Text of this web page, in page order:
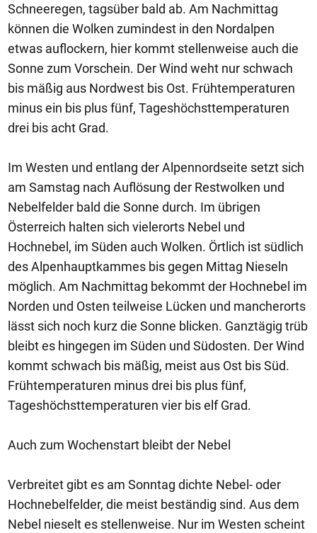
Schneeregen, tagsüber bald ab. Am Nachmittag
können die Wolken zumindest in den Nordalpen
etwas auflockern, hier kommt stellenweise auch die
Sonne zum Vorschein. Der Wind weht nur schwach
bis mäßig aus Nordwest bis Ost. Frühtemperaturen
minus ein bis plus fünf, Tageshöchsttemperaturen
drei bis acht Grad.
Im Westen und entlang der Alpennordseite setzt sich
am Samstag nach Auflösung der Restwolken und
Nebelfelder bald die Sonne durch. Im übrigen
Österreich halten sich vielerorts Nebel und
Hochnebel, im Süden auch Wolken. Örtlich ist südlich
des Alpenhauptkammes bis gegen Mittag Nieseln
möglich. Am Nachmittag bekommt der Hochnebel im
Norden und Osten teilweise Lücken und mancherorts
lässt sich noch kurz die Sonne blicken. Ganztägig trüb
bleibt es hingegen im Süden und Südosten. Der Wind
kommt schwach bis mäßig, meist aus Ost bis Süd.
Frühtemperaturen minus drei bis plus fünf,
Tageshöchsttemperaturen vier bis elf Grad.
Auch zum Wochenstart bleibt der Nebel
Verbreitet gibt es am Sonntag dichte Nebel- oder
Hochnebelfelder, die meist beständig sind. Aus dem
Nebel nieselt es stellenweise. Nur im Westen scheint